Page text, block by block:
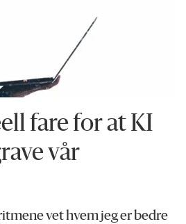
fare for at KI
vår
vet hvem jeg er bedre